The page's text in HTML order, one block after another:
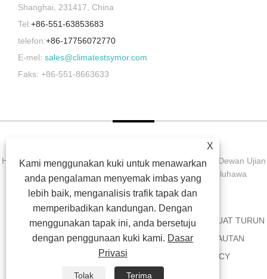
Shanghai, 231417, China
Tel:+86-551-63853683
telefon:+86-17756072770
E-mel: sales@climatestsymor.com
Faks: +86-551-8663633
Hak Cipta © 2022 Symor Instrument Equipment Co., Ltd. Dewan Ujian
Alam Sekitar, Kabinet Kering Elektronik, Bilik Ujian Luluhawa
RUMAH TENTANG KITA PRODUK BERITA
MUAT TURUN
HANTAR PERTANYAAN
HUBUNGI KAMI
PAUTAN
RSS PRIVACY POLICY
X
Kami menggunakan kuki untuk menawarkan
anda pengalaman menyemak imbas yang
lebih baik, menganalisis trafik tapak dan
memperibadikan kandungan. Dengan
menggunakan tapak ini, anda bersetuju
dengan penggunaan kuki kami. Dasar
Privasi
Tolak Terima